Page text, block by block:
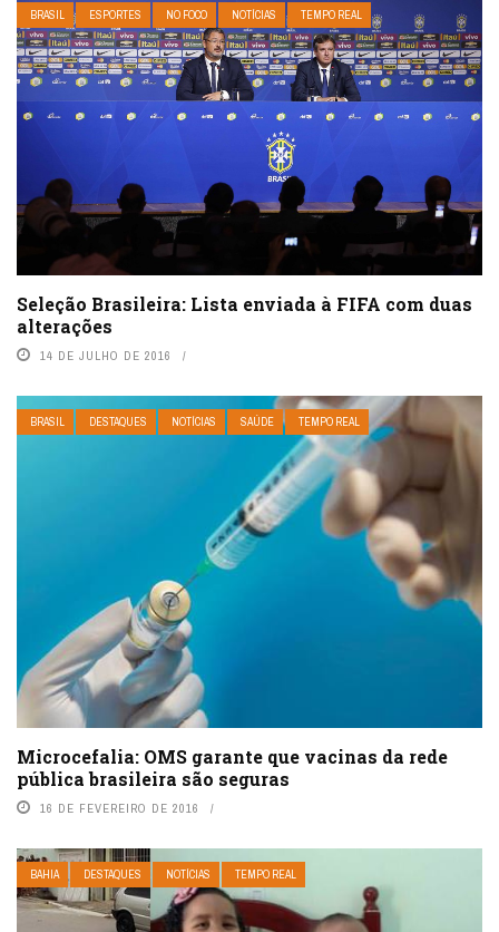
BRASIL ESPORTES NO FOCO NOTÍCIAS TEMPO REAL
Seleção Brasileira: Lista enviada à FIFA com duas
alterações
14 DE JULHO DE 2016
BRASIL DESTAQUES NOTÍCIAS SAÚDE TEMPO REAL
Microcefalia: OMS garante que vacinas da rede
pública brasileira são seguras
16 DE FEVEREIRO DE 2016
BAHIA DESTAQUES NOTÍCIAS TEMPO REAL